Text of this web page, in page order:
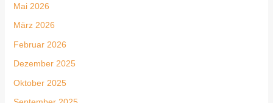
Mai 2026
März 2026
Februar 2026
Dezember 2025
Oktober 2025